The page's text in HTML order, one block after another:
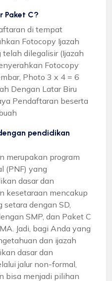
Paket C?
di tempat
Fotocopy Ijazah
dilegalisir (Ijazah
Fotocopy
Photo 3 x 4 = 6
Dengan Latar Biru
Pendaftaran beserta
pendidikan
merupakan program
(PNF) yang
dasar dan
kesetaraan mencakup
dengan SD,
SMP, dan Paket C
Jadi, bagi Anda yang
dan ijazah
dasar dan
jalur non-formal,
bisa menjadi pilihan